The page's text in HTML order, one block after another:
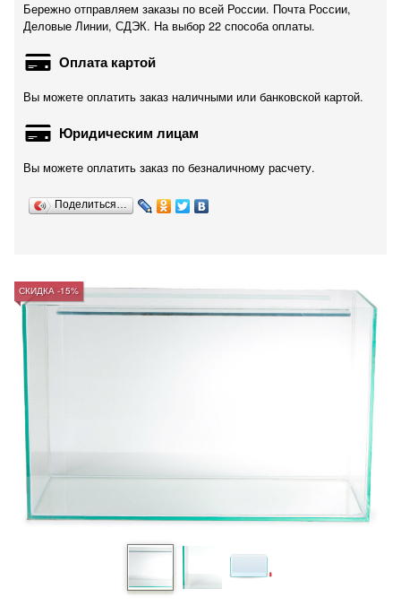
Бережно отправляем заказы по всей России. Почта России,
Деловые Линии, СДЭК. На выбор 22 способа оплаты.
Оплата картой
Вы можете оплатить заказ наличными или банковской картой.
Юридическим лицам
Вы можете оплатить заказ по безналичному расчету.
Поделиться…
СКИДКА -15%